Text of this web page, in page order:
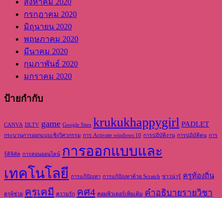
กรกฎาคม 2020
มิถุนายน 2020
พฤษภาคม 2020
มีนาคม 2020
กุมภาพันธ์ 2020
มกราคม 2020
ป้ายกำกับ
CANVA DLTV game Google Sites krukukhappygirl PADLET
กระบวนการออกแบบเชิงวิศวกรรม การ Activate windows 10 การปฏิบัติงาน การปฏิบัติตน การ
รู้ดิจิทัล การสอนออนไลน์ การออกแบบและ
เทคโนโลยี การแก้ปัญหา การแก้ปัญหาด้วย Scratch ข่าวน่ารู้ ครูท้องถิ่น
ครูผู้ช่วย ครูเคมี ความรัก คศ4 คอมพิวเตอร์เพิ่มเติม คำอธิบายรายวิชา